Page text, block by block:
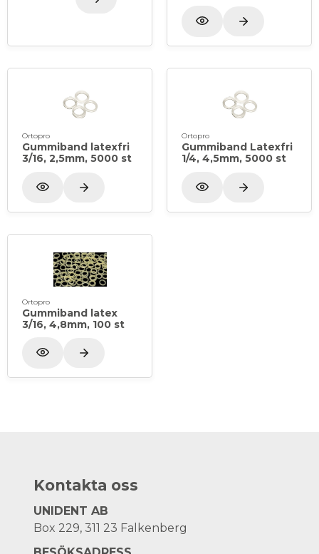
Ortopro
Gummiband latexfri
3/16, 2,5mm, 5000 st
Ortopro
Gummiband Latexfri
1/4, 4,5mm, 5000 st
Ortopro
Gummiband latex
3/16, 4,8mm, 100 st
Kontakta oss
UNIDENT AB
Box 229, 311 23 Falkenberg